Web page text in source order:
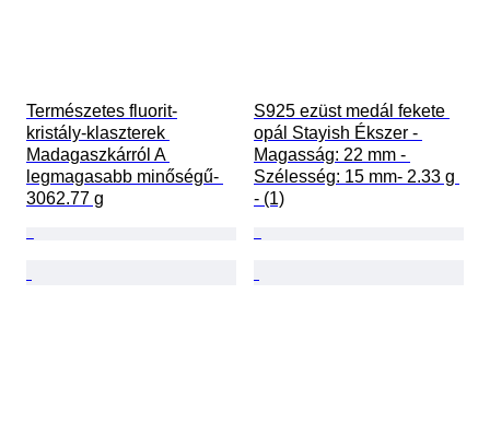
Természetes fluorit-
kristály-klaszterek
Madagaszkárról A
legmagasabb minőségű-
3062.77 g
S925 ezüst medál fekete
opál Stayish Ékszer -
Magasság: 22 mm -
Szélesség: 15 mm- 2.33 g
- (1)